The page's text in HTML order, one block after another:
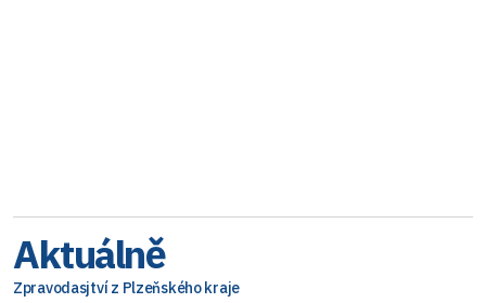
Aktuálně
Zpravodasjtví z Plzeňského kraje